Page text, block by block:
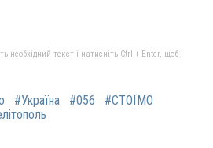
необхідний текст і натисніть Ctrl + Enter, щоб
#Україна #056
#СТОЇМО